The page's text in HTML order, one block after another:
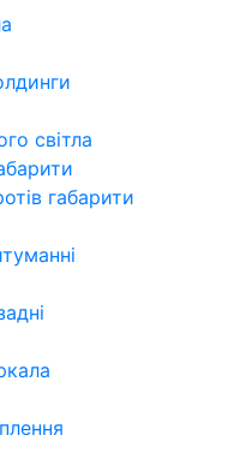
світла
габарити